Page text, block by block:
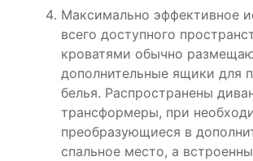
Максимально эффективное
всего доступного
кроватями обычно
дополнительные ящики для
белья. Распространены
трансформеры, при
преобразующиеся в
спальное место, а